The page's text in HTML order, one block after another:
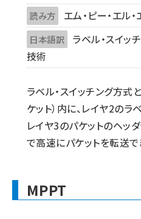
読み方 エム・ピー・エル・
日本語訳
ラベル・スイッ
技術
ラベル・スイッチング方式
ケット）内に、レイヤ2のラ
レイヤ3のパケットのヘッ
で高速にパケットを転送で
MPPT